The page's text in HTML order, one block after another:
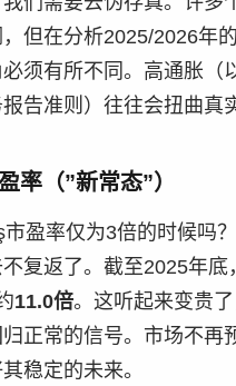
但在分析2025/2026年
须有所不同。高通胀（
告准则）往往会扭曲真
率（”新常态”）
盈率仅为3倍的时候吗
复返了。截至2025年底
11.0倍。这听起来变贵
正常的信号。市场不再
稳定的未来。